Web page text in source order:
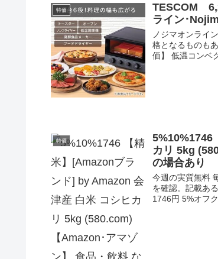
特価
TESCOM
ライン･
ノジマオンライ
格となるものも
価】 低温コンベ
特価
5%10%1746
カリ 5kg
の場合あり
今週の実質無料
を確認。記載あ
1746円 5%オフ